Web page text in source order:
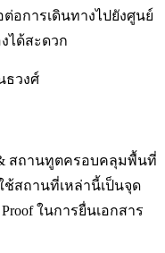
อการเดินทางไปยังศูนย์
ได้สะดวก
ธวงศ์
สถานทูตครอบคลุมพื้นที่
สถานที่เหล่านี้เป็นจุด
ในการยื่นเอกสาร